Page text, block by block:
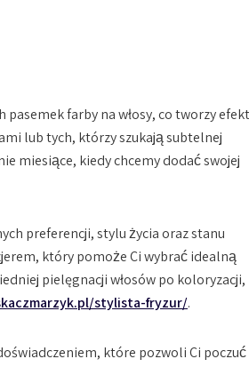
farby na włosy, co tworzy efekt
lub tych, którzy szukają subtelnej
miesiące, kiedy chcemy dodać swojej
preferencji, stylu życia oraz stanu
który pomoże Ci wybrać idealną
pielęgnacji włosów po koloryzacji,
stylista-fryzur/.
które pozwoli Ci poczuć